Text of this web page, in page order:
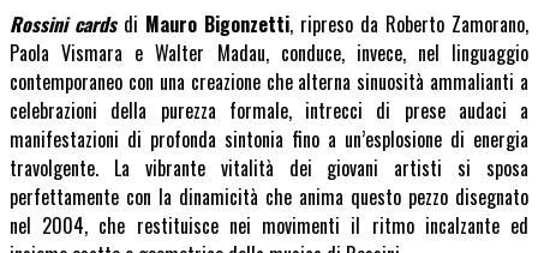
Rossini cardsdi Mauro Bigonzetti, ripreso da Roberto Zamorano,
Paola Vismara e Walter Madau, conduce, invece, nel linguaggio
contemporaneo con una creazione che alterna sinuosità ammalianti a
celebrazioni della purezza formale, intrecci di prese audaci a
manifestazioni di profonda sintonia fino a un’esplosione di energia
travolgente. La vibrante vitalità dei giovani artisti si sposa
perfettamente con la dinamicità che anima questo pezzo disegnato
nel 2004, che restituisce nei movimenti il ritmo incalzante ed